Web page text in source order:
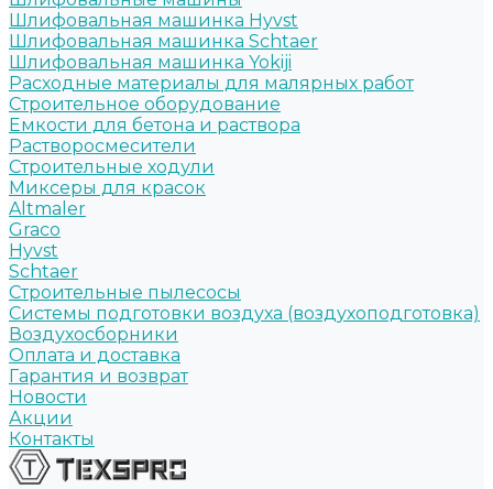
Шлифовальная машинка Hyvst
Шлифовальная машинка Schtaer
Шлифовальная машинка Yokiji
Расходные материалы для малярных работ
Строительное оборудование
Емкости для бетона и раствора
Растворосмесители
Строительные ходули
Миксеры для красок
Altmaler
Graco
Hyvst
Schtaer
Строительные пылесосы
Системы подготовки воздуха (воздухоподготовка)
Воздухосборники
Оплата и доставка
Гарантия и возврат
Новости
Акции
Контакты